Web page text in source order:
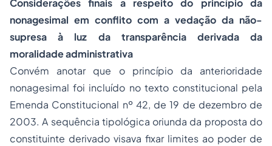
Considerações finais a respeito do princípio da
nonagesimal em conflito com a vedação da não-
supresa à luz da transparência derivada da
moralidade administrativa
Convém anotar que o princípio da anterioridade
nonagesimal foi incluído no texto constitucional pela
Emenda Constitucional nº 42, de 19 de dezembro de
2003. A sequência tipológica oriunda da proposta do
constituinte derivado visava fixar limites ao poder de